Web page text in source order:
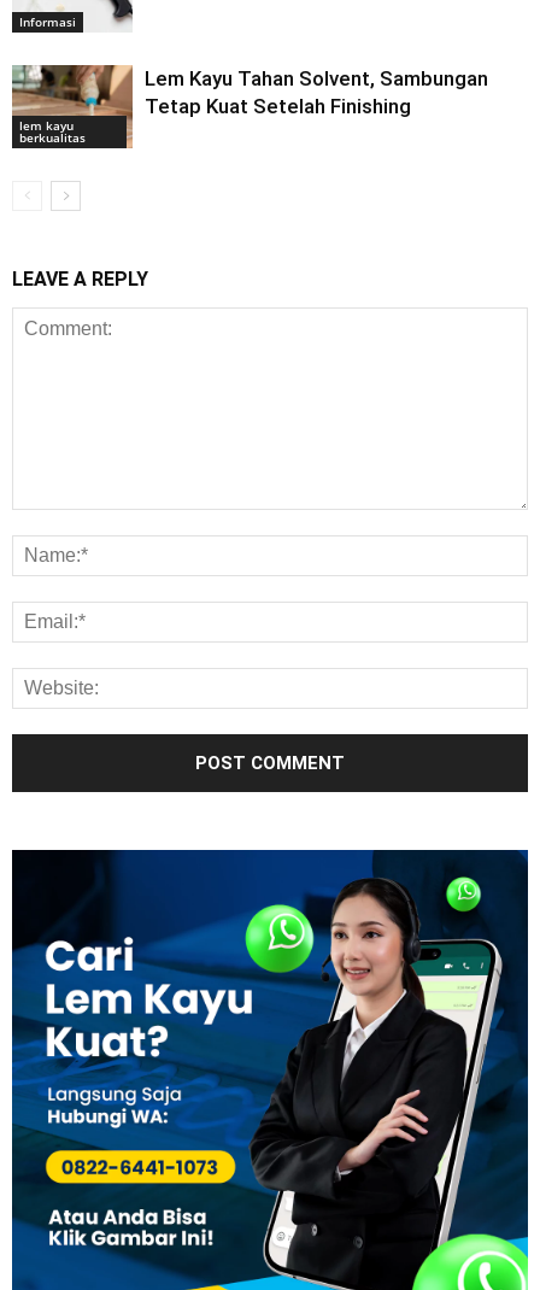
Informasi
lem kayu
berkualitas
Lem Kayu Tahan Solvent, Sambungan
Tetap Kuat Setelah Finishing
LEAVE A REPLY